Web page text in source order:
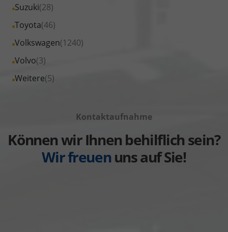
anzeigen
Seat
anzeigen
Fahrzeuge
Skoda
anzeigen
Suzuki(28)
Alle
Fahrzeuge
Suzuki
anzeigen
Toyota(46)
Alle
Fahrzeuge
Toyota
anzeigen
Volkswagen(1240)
Alle
Fahrzeuge
Volkswagen
Volvo(3)
Alle
Fahrzeuge
Weitere(5)
Alle
anzeigen
Kontaktaufnahme
Können wir Ihnen behilflich sein?
Wir freuenuns auf Sie!